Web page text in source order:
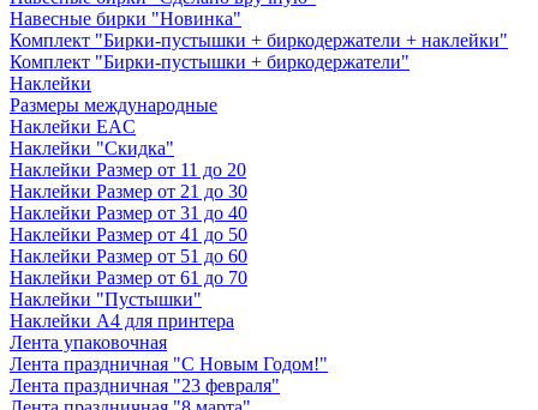
Навесные бирки "Новинка"
Комплект "Бирки-пустышки + биркодержатели + наклейки"
Комплект "Бирки-пустышки + биркодержатели"
Наклейки
Размеры международные
Наклейки EAC
Наклейки "Скидка"
Наклейки Размер от 11 до 20
Наклейки Размер от 21 до 30
Наклейки Размер от 31 до 40
Наклейки Размер от 41 до 50
Наклейки Размер от 51 до 60
Наклейки Размер от 61 до 70
Наклейки "Пустышки"
Наклейки А4 для принтера
Лента упаковочная
Лента праздничная "С Новым Годом!"
Лента праздничная "23 февраля"